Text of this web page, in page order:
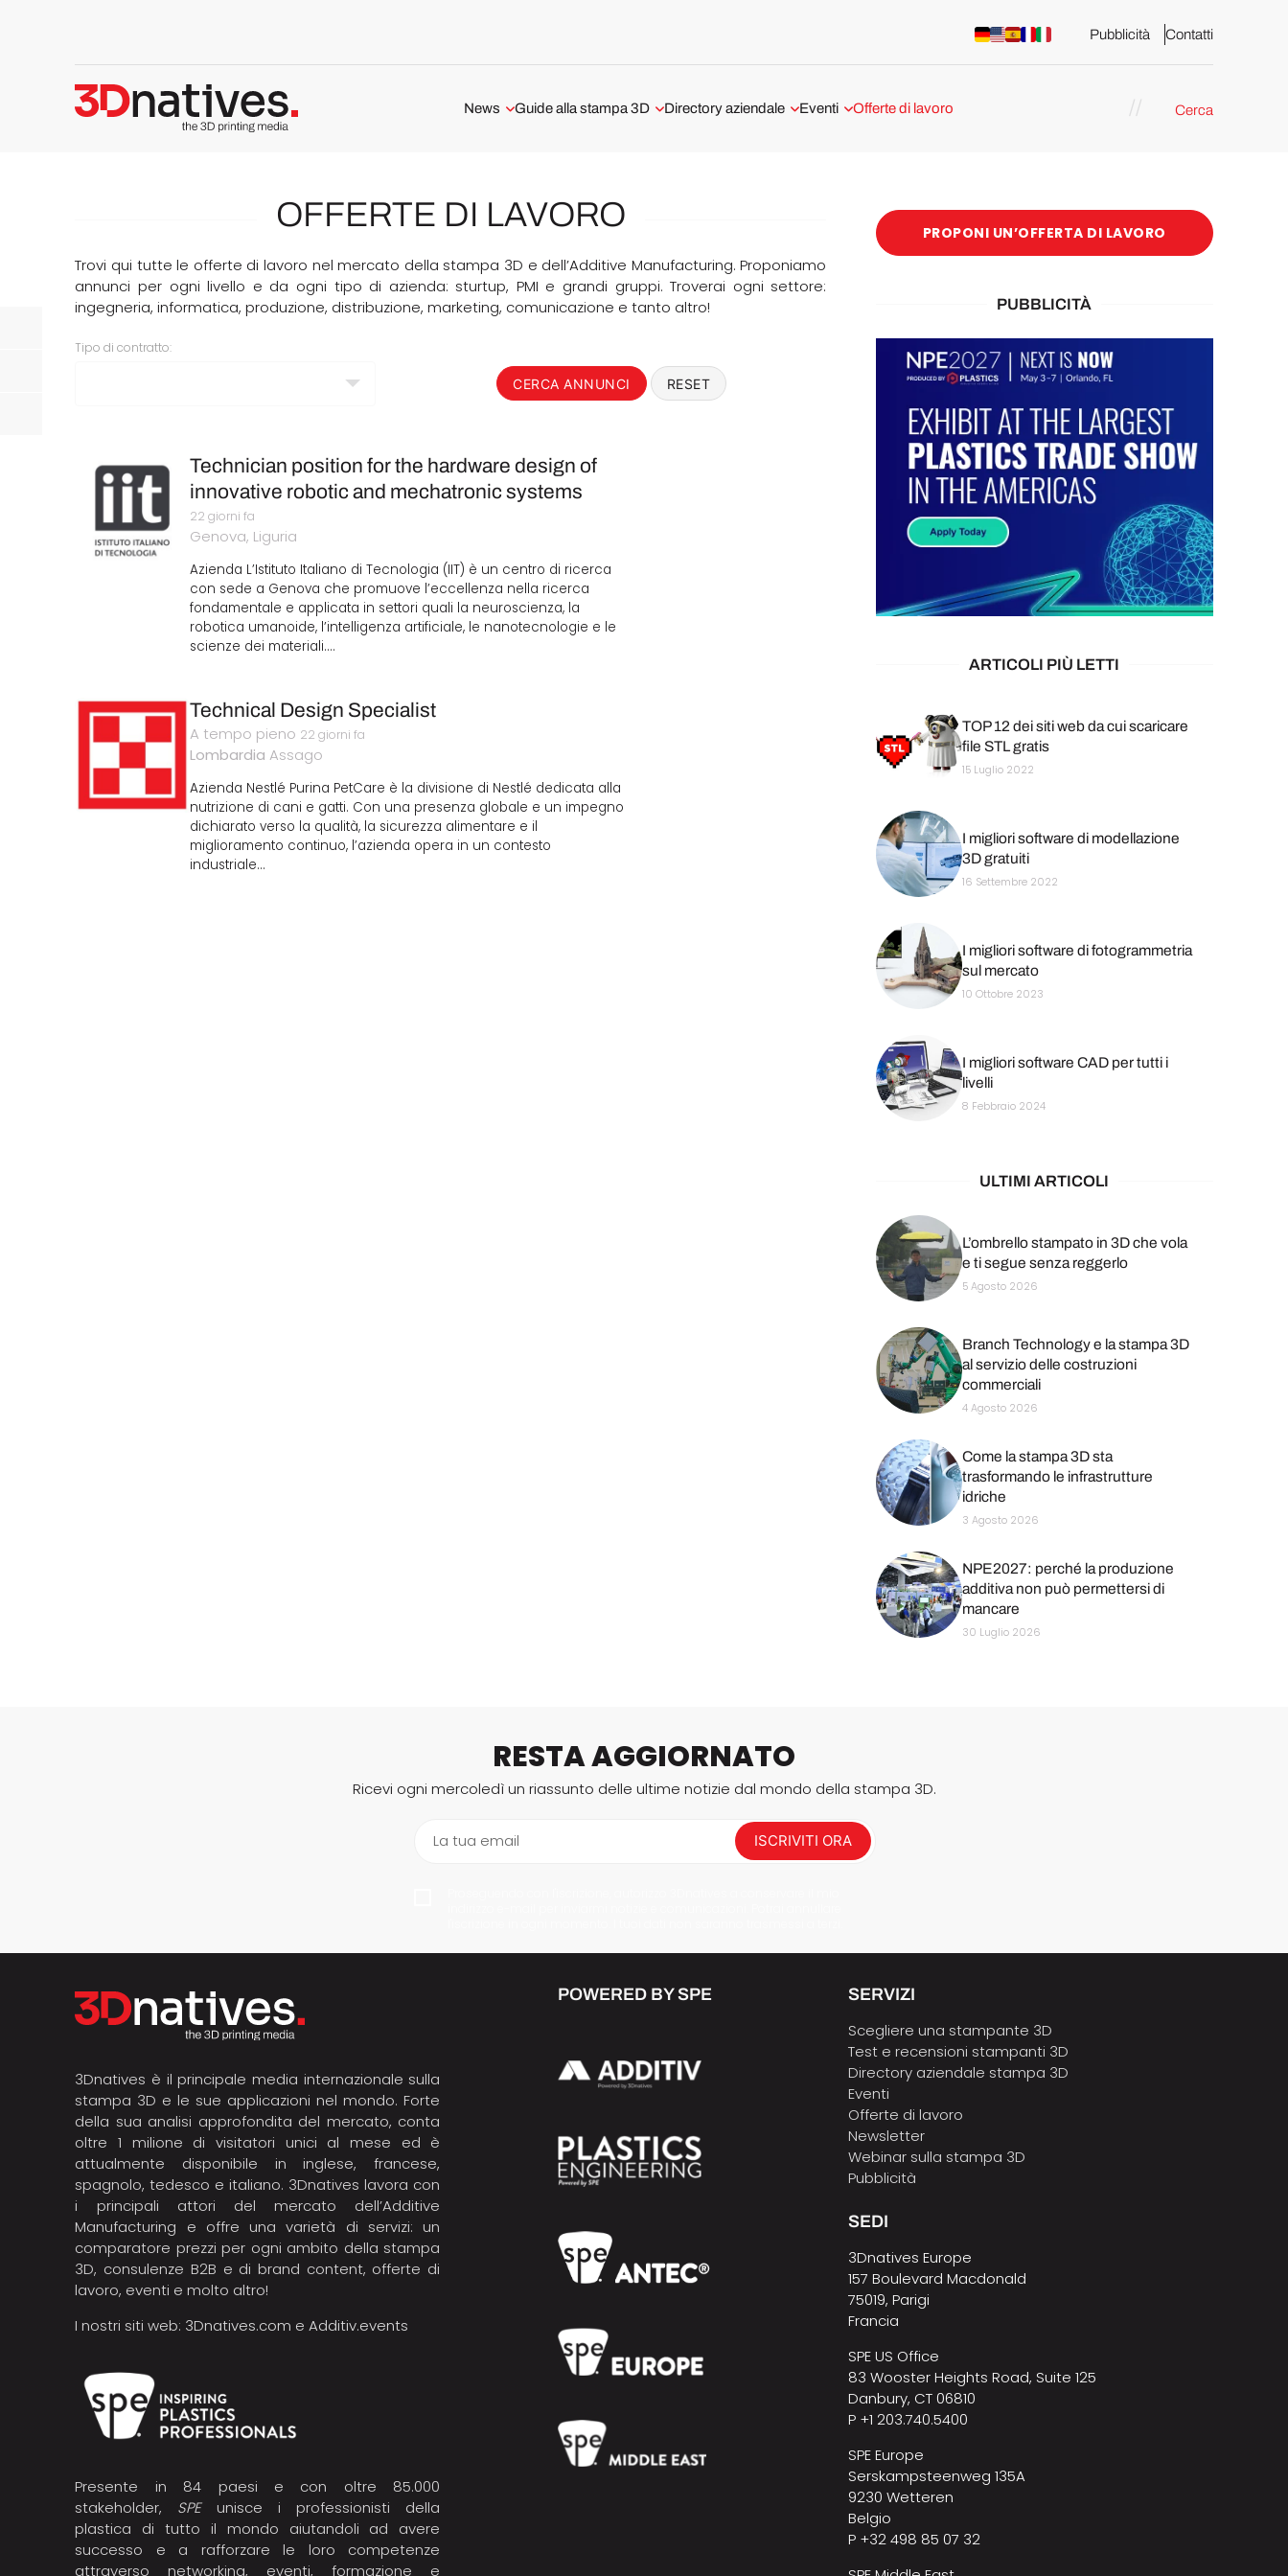
Pubblicità Contatti
News
Interviste
Materiali 3D
Scanner 3D
Stampanti 3D
Guide alla stampa 3D
metallo
Recensioni e test stampanti 3D
Directory aziendale Eventi Offerte di lavoro Cerca
OFFERTE DI LAVORO
Trovi qui tutte le offerte di lavoro nel mercato della stampa 3D e dell’Additive Manufacturing. Proponiamo
annunci per ogni livello e da ogni tipo di azienda: sturtup, PMI e grandi gruppi. Troverai ogni settore:
ingegneria, informatica, produzione, distribuzione, marketing, comunicazione e tanto altro!
Tipo di contratto:
CERCA ANNUNCI RESET
Technician position for the hardware design of
innovative robotic and mechatronic systems
22 giorni fa
Genova, Liguria
Azienda L’Istituto Italiano di Tecnologia (IIT) è un centro di ricerca
con sede a Genova che promuove l’eccellenza nella ricerca
fondamentale e applicata in settori quali la neuroscienza, la
robotica umanoide, l’intelligenza artificiale, le nanotecnologie e le
scienze dei materiali.…
Technical Design Specialist
A tempo pieno 22 giorni fa
Lombardia Assago
Azienda Nestlé Purina PetCare è la divisione di Nestlé dedicata alla
nutrizione di cani e gatti. Con una presenza globale e un impegno
dichiarato verso la qualità, la sicurezza alimentare e il
miglioramento continuo, l’azienda opera in un contesto
industriale…
PROPONI UN’OFFERTA DI LAVORO
PUBBLICITÀ
ARTICOLI PIÙ LETTI
TOP 12 dei siti web da cui scaricare
file STL gratis
15 Luglio 2022
I migliori software di modellazione
3D gratuiti
16 Settembre 2022
I migliori software di fotogrammetria
sul mercato
10 Ottobre 2023
I migliori software CAD per tutti i
livelli
8 Febbraio 2024
ULTIMI ARTICOLI
L’ombrello stampato in 3D che vola
e ti segue senza reggerlo
5 Agosto 2026
Branch Technology e la stampa 3D
al servizio delle costruzioni
commerciali
4 Agosto 2026
Come la stampa 3D sta
trasformando le infrastrutture
idriche
3 Agosto 2026
NPE2027: perché la produzione
additiva non può permettersi di
mancare
30 Luglio 2026
RESTA AGGIORNATO
Ricevi ogni mercoledì un riassunto delle ultime notizie dal mondo della stampa 3D.
La tua email ISCRIVITI ORA
3Dnatives è il principale media internazionale sulla
stampa 3D e le sue applicazioni nel mondo. Forte
della sua analisi approfondita del mercato, conta
oltre 1 milione di visitatori unici al mese ed è
attualmente disponibile in inglese, francese,
spagnolo, tedesco e italiano. 3Dnatives lavora con
i principali attori del mercato dell’Additive
Manufacturing e offre una varietà di servizi: un
comparatore prezzi per ogni ambito della stampa
3D, consulenze B2B e di brand content, offerte di
lavoro, eventi e molto altro!
I nostri siti web: 3Dnatives.com eAdditiv.events
Presente in 84 paesi e con oltre 85.000
stakeholder, SPEunisce i professionisti della
plastica di tutto il mondo aiutandoli ad avere
successo e a rafforzare le loro competenze
attraverso networking, eventi, formazione e
POWERED BY SPE SERVIZI
Scegliere una stampante 3D
Test e recensioni stampanti 3D
Directory aziendale stampa 3D
Eventi
Offerte di lavoro
Newsletter
Webinar sulla stampa 3D
Pubblicità
SEDI
3Dnatives Europe
157 Boulevard Macdonald
75019, Parigi
Francia
SPE US Office
83 Wooster Heights Road, Suite 125
Danbury, CT 06810
P +1 203.740.5400
SPE Europe
Serskampsteenweg 135A
9230 Wetteren
Belgio
P +32 498 85 07 32